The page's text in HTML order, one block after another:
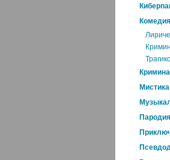
Комедия
Мистика
Пародия